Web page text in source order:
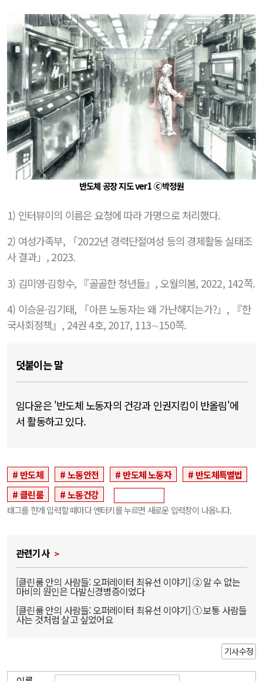
반도체 공장 지도 ver1 Ⓒ박정원
1) 인터뷰이의 이름은 요청에 따라 가명으로 처리했다.
2) 여성가족부, 「2022년 경력단절여성 등의 경제활동 실태조
사 결과」, 2023.
3) 김미영·김항수, 『골골한 청년들』, 오월의봄, 2022, 142쪽.
4) 이승윤·김기태, 「아픈 노동자는 왜 가난해지는가?」, 『한
국사회정책』, 24권 4호, 2017, 113∼150쪽.
덧붙이는 말
임다윤은 '반도체 노동자의 건강과 인권지킴이 반올림'에
서 활동하고 있다.
반도체 노동안전 반도체 노동자
반도체특별법
클린룸
노동건강
태그를 한개 입력할 때마다 엔터키를 누르면 새로운 입력창이 나옵니다.
관련기사
[클린룸 안의 사람들: 오퍼레이터 최유선 이야기] ② 알 수 없는
마비의 원인은 다발신경병증이었다
[클린룸 안의 사람들: 오퍼레이터 최유선 이야기] ① 보통 사람들
사는 것처럼 살고 싶었어요
기사수정